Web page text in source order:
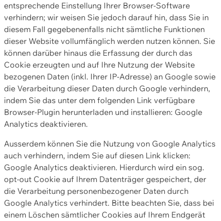
entsprechende Einstellung Ihrer Browser-Software
verhindern; wir weisen Sie jedoch darauf hin, dass Sie in
diesem Fall gegebenenfalls nicht sämtliche Funktionen
dieser Website vollumfänglich werden nutzen können. Sie
können darüber hinaus die Erfassung der durch das
Cookie erzeugten und auf Ihre Nutzung der Website
bezogenen Daten (inkl. Ihrer IP-Adresse) an Google sowie
die Verarbeitung dieser Daten durch Google verhindern,
indem Sie das unter dem folgenden Link verfügbare
Browser-Plugin herunterladen und installieren: Google
Analytics deaktivieren.
Ausserdem können Sie die Nutzung von Google Analytics
auch verhindern, indem Sie auf diesen Link klicken:
Google Analytics deaktivieren. Hierdurch wird ein sog.
opt-out Cookie auf Ihrem Datenträger gespeichert, der
die Verarbeitung personenbezogener Daten durch
Google Analytics verhindert. Bitte beachten Sie, dass bei
einem Löschen sämtlicher Cookies auf Ihrem Endgerät